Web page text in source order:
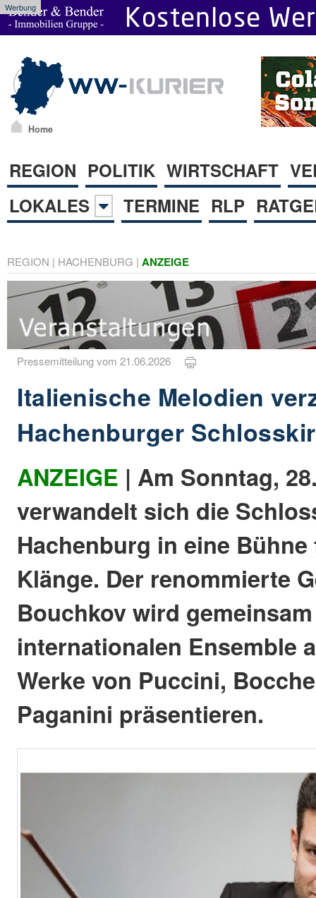
Werbung
Home
REGION POLITIK WIRTSCHAFT
LOKALES
TERMINE RLP
REGION | HACHENBURG | ANZEIGE
Pressemitteilung vom 21.06.2026
Italienische Melodien
Hachenburger
ANZEIGE | Am Sonntag,
verwandelt sich die
Hachenburg in eine
Klänge. Der renommierte
Bouchkov wird
internationalen Ensemble
Werke von Puccini,
Paganini präsentieren.